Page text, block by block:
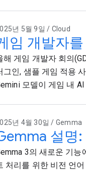
년 5월 9일 / Cloud
임 개발자
해 게임 개발자 회의
그인, 샘플 게임 적용
모델이 게임 내
년 4월 30일 / Gemma
설명
3의 새로운 기능
처리를 위한 비전 언